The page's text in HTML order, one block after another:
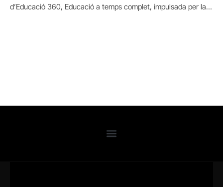
d’Educació 360, Educació a temps complet, impulsada per la…